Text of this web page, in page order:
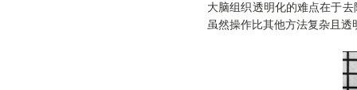
大脑组织透明化的难点在于
虽然操作比其他方法复杂且